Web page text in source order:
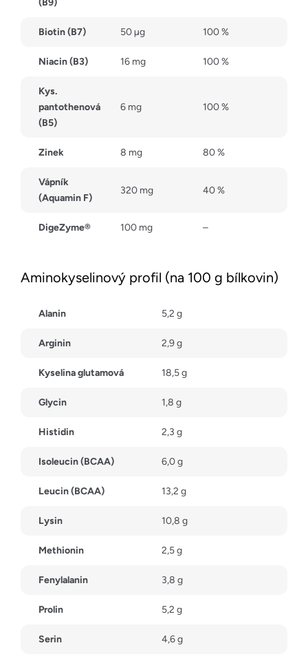
(B9)
Biotin (B7) 50 µg 100 %
Niacin (B3) 16 mg 100 %
Kys.
pantothenová
(B5)
6 mg 100 %
Zinek 8 mg 80 %
Vápník
(Aquamin F)
320 mg 40 %
DigeZyme® 100 mg –
Aminokyselinový profil (na 100 g bílkovin)
Alanin 5,2 g
Arginin 2,9 g
Kyselina glutamová 18,5 g
Glycin 1,8 g
Histidin 2,3 g
Isoleucin (BCAA) 6,0 g
Leucin (BCAA) 13,2 g
Lysin 10,8 g
Methionin 2,5 g
Fenylalanin 3,8 g
Prolin 5,2 g
Serin 4,6 g